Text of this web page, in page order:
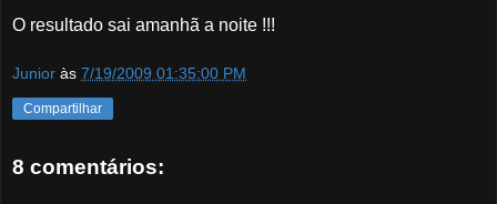
O resultado sai amanhã a noite !!!
Junior às 7/19/2009 01:35:00 PM
Compartilhar
8 comentários: